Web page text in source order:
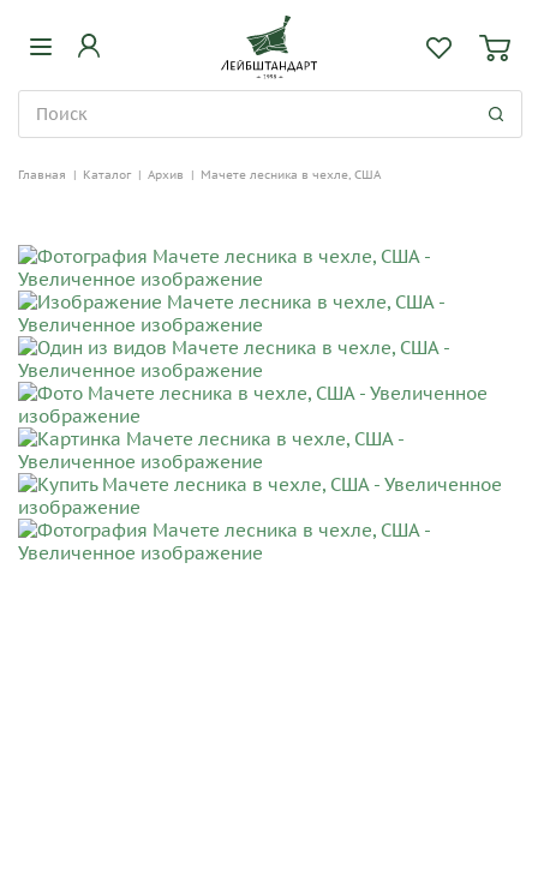
Главная | Каталог | Архив | Мачете лесника в чехле, США